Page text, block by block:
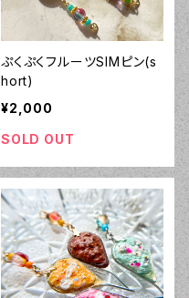
ぷくぷくフルーツSIMピン(s
hort)
¥2,000
SOLD OUT